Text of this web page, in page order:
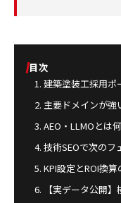
目次
建築塗装工採用ポ
主要ドメインが強
AEO・LLMOとは
技術SEOで次のフ
KPI設定とROI換
【実データ公開